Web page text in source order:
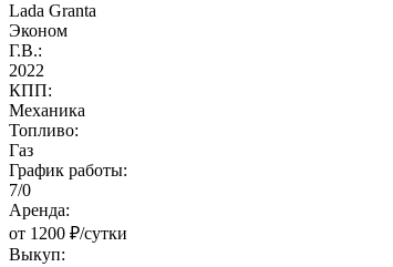
Lada Granta
Эконом
Г.В.:
2022
КПП:
Механика
Топливо:
Газ
График работы:
7/0
Аренда:
от 1200 ₽/сутки
Выкуп: